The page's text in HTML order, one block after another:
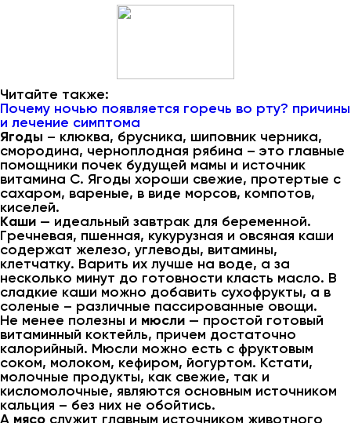
Читайте также:
Почему ночью появляется горечь во рту? причины
и лечение симптома
Ягоды – клюква, брусника, шиповник черника,
смородина, черноплодная рябина – это главные
помощники почек будущей мамы и источник
витамина С. Ягоды хороши свежие, протертые с
сахаром, вареные, в виде морсов, компотов,
киселей.
Каши — идеальный завтрак для беременной.
Гречневая, пшенная, кукурузная и овсяная каши
содержат железо, углеводы, витамины,
клетчатку. Варить их лучше на воде, а за
несколько минут до готовности класть масло. В
сладкие каши можно добавить сухофрукты, а в
соленые – различные пассированные овощи.
Не менее полезны и мюсли — простой готовый
витаминный коктейль, причем достаточно
калорийный. Мюсли можно есть с фруктовым
соком, молоком, кефиром, йогуртом. Кстати,
молочные продукты, как свежие, так и
кисломолочные, являются основным источником
кальция – без них не обойтись.
А мясо служит главным источником животного